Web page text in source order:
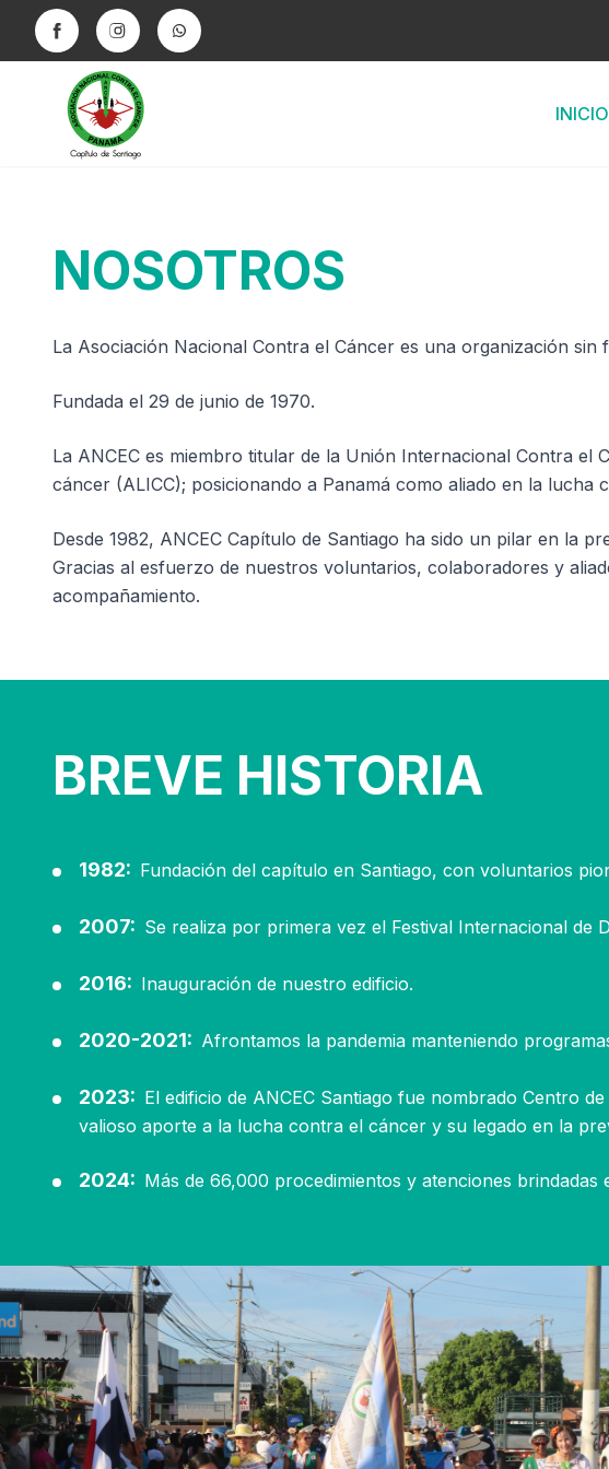
INICIO
NOSOTROS
La Asociación Nacional Contra el Cáncer es una organización
Fundada el 29 de junio de 1970.
La ANCEC es miembro titular de la Unión Internacional Contra el
cáncer (ALICC); posicionando a Panamá como aliado en la lucha
Desde 1982, ANCEC Capítulo de Santiago ha sido un pilar en la
Gracias al esfuerzo de nuestros voluntarios, colaboradores y
acompañamiento.
BREVE HISTORIA
1982: Fundación del capítulo en Santiago, con voluntarios
2007: Se realiza por primera vez el Festival Internacional de
2016: Inauguración de nuestro edificio.
2020-2021: Afrontamos la pandemia manteniendo
2023: El edificio de ANCEC Santiago fue nombrado Centro
valioso aporte a la lucha contra el cáncer y su legado en la
2024: Más de 66,000 procedimientos y atenciones